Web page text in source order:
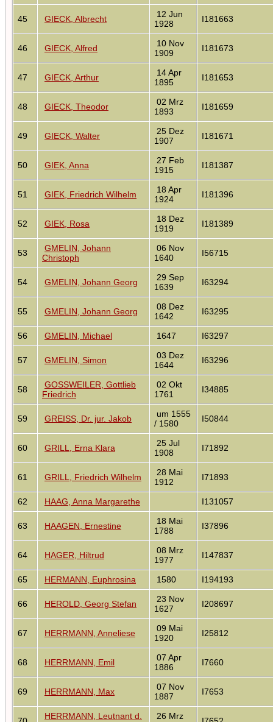
45 GIECK, Albrecht
12 Jun
1928
I181663
46 GIECK, Alfred
10 Nov
1909
I181673
47 GIECK, Arthur
14 Apr
1895
I181653
48 GIECK, Theodor
02 Mrz
1893
I181659
49 GIECK, Walter
25 Dez
1907
I181671
50 GIEK, Anna
27 Feb
1915
I181387
51 GIEK, Friedrich Wilhelm
18 Apr
1924
I181396
52 GIEK, Rosa
18 Dez
1919
I181389
53
GMELIN, Johann
Christoph
06 Nov
1640
I56715
54 GMELIN, Johann Georg
29 Sep
1639
I63294
55 GMELIN, Johann Georg
08 Dez
1642
I63295
56 GMELIN, Michael 1647 I63297
57 GMELIN, Simon
03 Dez
1644
I63296
58
GOSSWEILER, Gottlieb
Friedrich
02 Okt
1761
I34885
59 GREISS, Dr. jur. Jakob
um 1555
/ 1580
I50844
60 GRILL, Erna Klara
25 Jul
1908
I71892
61 GRILL, Friedrich Wilhelm
28 Mai
1912
I71893
62 HAAG, Anna Margarethe I131057
63 HAAGEN, Ernestine
18 Mai
1788
I37896
64 HAGER, Hiltrud
08 Mrz
1977
I147837
65 HERMANN, Euphrosina 1580 I194193
66 HEROLD, Georg Stefan
23 Nov
1627
I208697
67 HERRMANN, Anneliese
09 Mai
1920
I25812
68 HERRMANN, Emil
07 Apr
1886
I7660
69 HERRMANN, Max
07 Nov
1887
I7653
HERRMANN, Leutnant d.
26 Mrz